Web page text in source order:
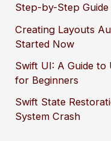
Step-by-Step Guide
Creating Layouts
Started Now
Swift UI: A Guide
for Beginners
Swift State
System Crash